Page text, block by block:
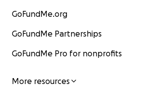
GoFundMe.org
GoFundMe Partnerships
GoFundMe Pro for nonprofits
More resources